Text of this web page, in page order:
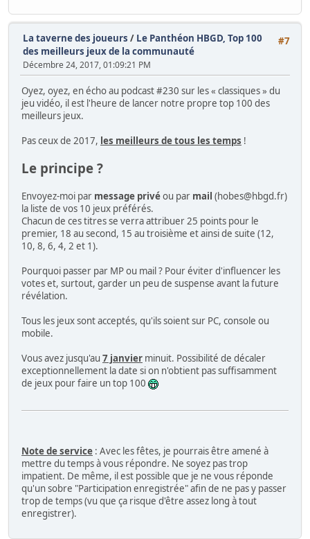
#7
La taverne des joueurs / Le Panthéon HBGD, Top 100
des meilleurs jeux de la communauté
Décembre 24, 2017, 01:09:21 PM
Oyez, oyez, en écho au podcast #230 sur les « classiques » du
jeu vidéo, il est l'heure de lancer notre propre top 100 des
meilleurs jeux.
Pas ceux de 2017, les meilleurs de tous les temps !
Le principe ?
Envoyez-moi par message privéou par mail (hobes@hbgd.fr)
la liste de vos 10 jeux préférés.
Chacun de ces titres se verra attribuer 25 points pour le
premier, 18 au second, 15 au troisième et ainsi de suite (12,
10, 8, 6, 4, 2 et 1).
Pourquoi passer par MP ou mail ? Pour éviter d'influencer les
votes et, surtout, garder un peu de suspense avant la future
révélation.
Tous les jeux sont acceptés, qu'ils soient sur PC, console ou
mobile.
Vous avez jusqu'au 7 janvier minuit. Possibilité de décaler
exceptionnellement la date si on n'obtient pas suffisamment
de jeux pour faire un top 100
Note de service : Avec les fêtes, je pourrais être amené à
mettre du temps à vous répondre. Ne soyez pas trop
impatient. De même, il est possible que je ne vous réponde
qu'un sobre "Participation enregistrée" afin de ne pas y passer
trop de temps (vu que ça risque d'être assez long à tout
enregistrer).